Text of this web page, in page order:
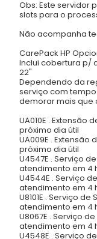
Obs: Este servidor
slots para o
Não acompanha
CarePack HP
Inclui cobertura p/
22"
Dependendo da
serviço com
demorar mais que
UA010E . Extensão
próximo dia útil
UA009E .
próximo dia útil
U4547E . Serviço
atendimento em 4
U4544E . Serviço
atendimento em 4
U8101E . Serviço
atendimento em 4
U8067E . Serviço
atendimento em 4
U4548E . Serviço